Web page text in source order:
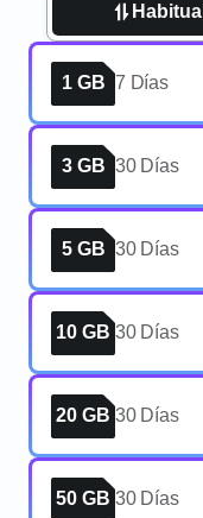
Habitual
1 GB 7 Días
3 GB 30 Días
5 GB 30 Días
10 GB 30 Días
20 GB 30 Días
50 GB 30 Días